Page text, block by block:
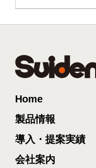
Home
製品情報
導入・提案実績
会社案内